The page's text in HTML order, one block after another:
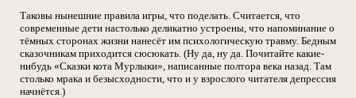
Таковы нынешние правила игры, что поделать. Считается, что
современные дети настолько деликатно устроены, что напоминание о
тёмных сторонах жизни нанесёт им психологическую травму. Бедным
сказочникам приходится сюсюкать. (Ну да, ну да. Почитайте какие-
нибудь «Сказки кота Мурлыки», написанные полтора века назад. Там
столько мрака и безысходности, что и у взрослого читателя депрессия
начнётся.)